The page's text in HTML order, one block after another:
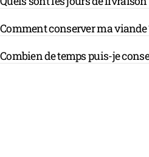
Comment conserver ma viande
Combien de temps puis-je